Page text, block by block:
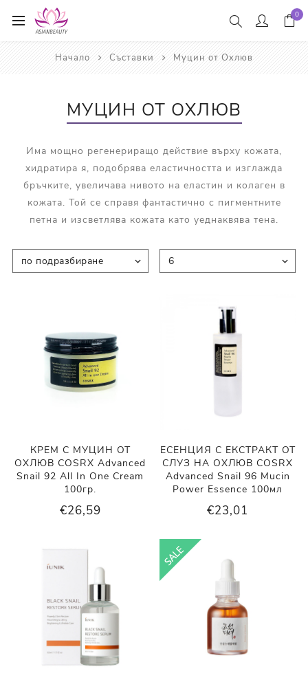
0
Начало Съставки Муцин от Охлюв
МУЦИН ОТ ОХЛЮВ
Има мощно регенериращо действие върху кожата,
хидратира я, подобрява еластичността и изглажда
бръчките, увеличава нивото на еластин и колаген в
кожата. Той се справя фантастично с пигментните
петна и изсветлява кожата като уеднаквява тена.
КРЕМ С МУЦИН ОТ
ОХЛЮВ COSRX Advanced
Snail 92 All In One Cream
100гр.
€26,59
ЕСЕНЦИЯ С ЕКСТРАКТ ОТ
СЛУЗ НА ОХЛЮВ COSRX
Advanced Snail 96 Mucin
Power Essence 100мл
€23,01